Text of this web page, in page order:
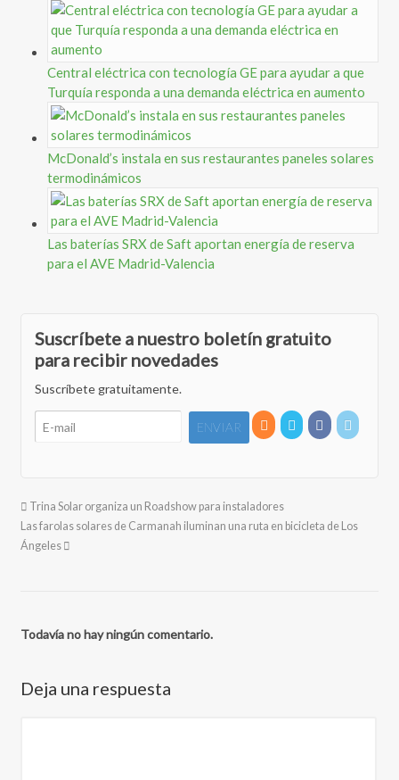
Central eléctrica con tecnología GE para ayudar a que
Turquía responda a una demanda eléctrica en aumento
McDonald’s instala en sus restaurantes paneles solares
termodinámicos
Las baterías SRX de Saft aportan energía de reserva
para el AVE Madrid-Valencia
Suscríbete a nuestro boletín gratuito
para recibir novedades
Suscríbete gratuitamente.
Trina Solar organiza un Roadshow para instaladores
Las farolas solares de Carmanah iluminan una ruta en bicicleta de Los
Ángeles
Todavía no hay ningún comentario.
Deja una respuesta